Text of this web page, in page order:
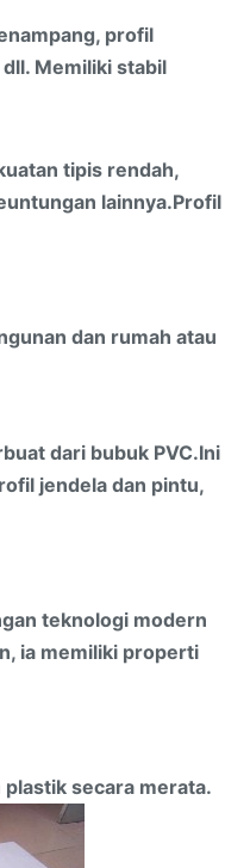
profil
Memiliki stabil
tipis rendah,
lainnya.Profil
dan rumah atau
dari bubuk PVC.Ini
jendela dan pintu,
teknologi modern
ia memiliki properti
secara merata.